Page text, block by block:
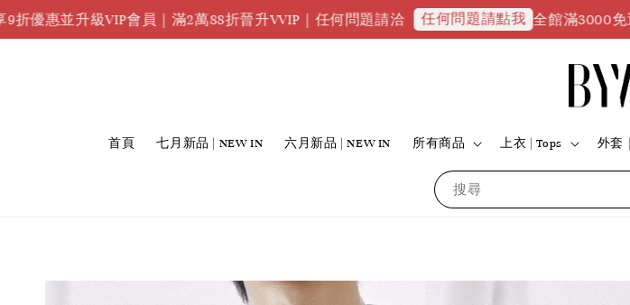
VIP會員｜滿2萬88折晉升VVIP｜任何問題請洽 任何問題請點我 全館滿3000免運｜滿萬立
搜尋
首頁 七月新品 | NEW IN 六月新品 | NEW IN 所有商品 上衣 | Tops 外套